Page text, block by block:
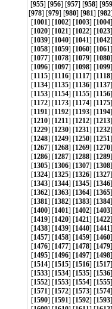
[955] [956] [957] [958] [959
[978] [979] [980] [981] [982
[1001] [1002] [1003] [1004
[1020] [1021] [1022] [1023
[1039] [1040] [1041] [1042
[1058] [1059] [1060] [1061
[1077] [1078] [1079] [1080
[1096] [1097] [1098] [1099
[1115] [1116] [1117] [1118
[1134] [1135] [1136] [1137
[1153] [1154] [1155] [1156
[1172] [1173] [1174] [1175
[1191] [1192] [1193] [1194
[1210] [1211] [1212] [1213
[1229] [1230] [1231] [1232
[1248] [1249] [1250] [1251
[1267] [1268] [1269] [1270
[1286] [1287] [1288] [1289
[1305] [1306] [1307] [1308
[1324] [1325] [1326] [1327
[1343] [1344] [1345] [1346
[1362] [1363] [1364] [1365
[1381] [1382] [1383] [1384
[1400] [1401] [1402] [1403
[1419] [1420] [1421] [1422
[1438] [1439] [1440] [1441
[1457] [1458] [1459] [1460
[1476] [1477] [1478] [1479
[1495] [1496] [1497] [1498
[1514] [1515] [1516] [1517
[1533] [1534] [1535] [1536
[1552] [1553] [1554] [1555
[1571] [1572] [1573] [1574
[1590] [1591] [1592] [1593